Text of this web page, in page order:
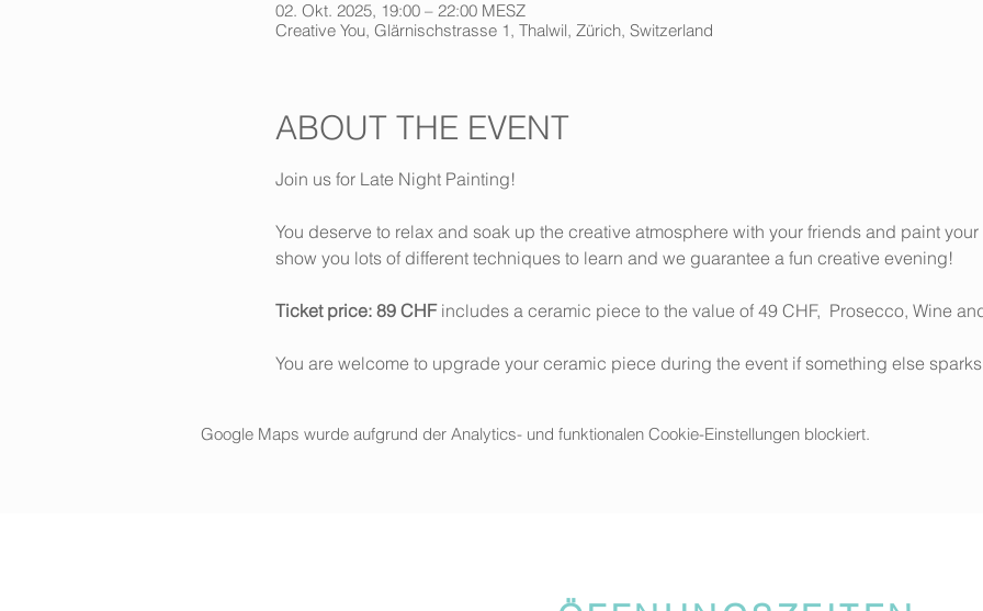
02. Okt. 2025, 19:00 – 22:00 MESZ
Creative You, Glärnischstrasse 1, Thalwil, Zürich, Switzerland
ABOUT THE EVENT
Join us for Late Night Painting!
You deserve to relax and soak up the creative atmosphere with your friends and paint
show you lots of different techniques to learn and we guarantee a fun creative evening!
Ticket price: 89 CHF includes a ceramic piece to the value of 49 CHF,  Prosecco, Wine
You are welcome to upgrade your ceramic piece during the event if something else
Google Maps wurde aufgrund der Analytics- und funktionalen Cookie-Einstellungen blockiert.